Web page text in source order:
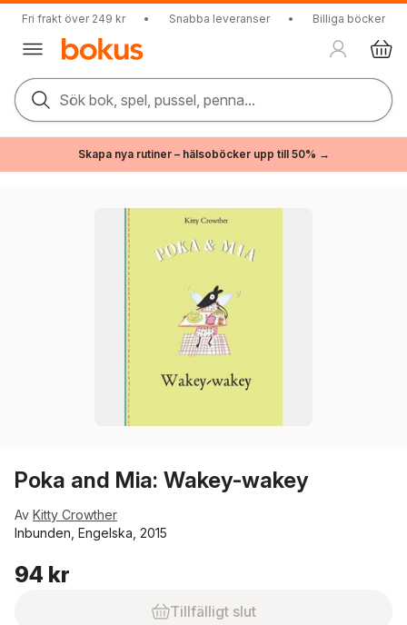
Fri frakt över 249 kr • Snabba leveranser • Billiga böcker
Sök bok, spel, pussel, penna...
Skapa nya rutiner – hälsoböcker upp till 50% →
Poka and Mia: Wakey-wakey
Av Kitty Crowther
Inbunden, Engelska, 2015
94 kr
Tillfälligt slut